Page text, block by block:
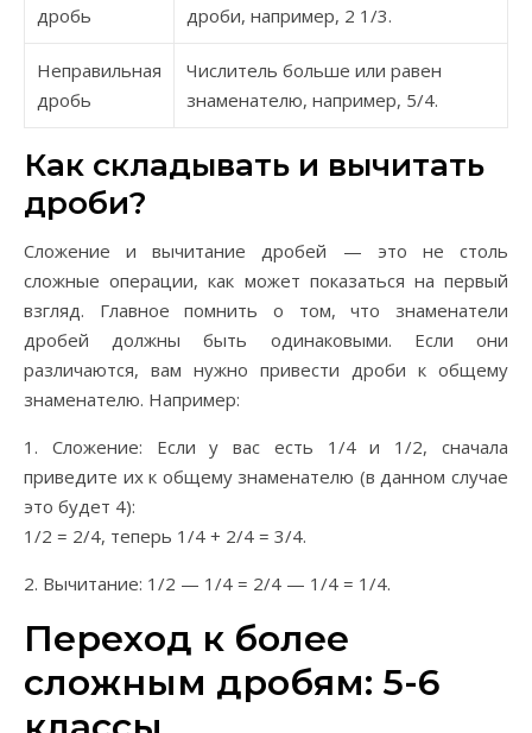
дробь
дроби, например, 2 1/3.
Неправильная
дробь
Числитель больше или равен
знаменателю, например, 5/4.
Как складывать и вычитать
дроби?
Сложение и вычитание дробей — это не столь
сложные операции, как может показаться на первый
взгляд. Главное помнить о том, что знаменатели
дробей должны быть одинаковыми. Если они
различаются, вам нужно привести дроби к общему
знаменателю. Например:
1. Сложение: Если у вас есть 1/4 и 1/2, сначала
приведите их к общему знаменателю (в данном случае
это будет 4):
1/2 = 2/4, теперь 1/4 + 2/4 = 3/4.
2. Вычитание: 1/2 — 1/4 = 2/4 — 1/4 = 1/4.
Переход к более
сложным дробям: 5-6